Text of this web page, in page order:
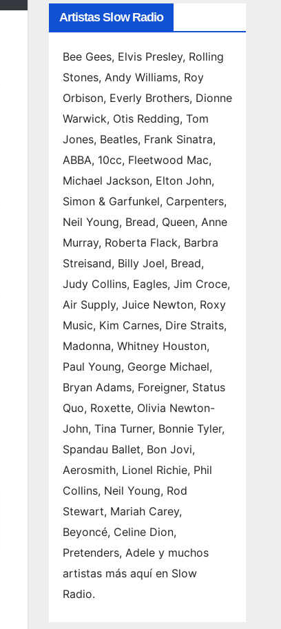
Artistas Slow Radio
Bee Gees, Elvis Presley, Rolling
Stones, Andy Williams, Roy
Orbison, Everly Brothers, Dionne
Warwick, Otis Redding, Tom
Jones, Beatles, Frank Sinatra,
ABBA, 10cc, Fleetwood Mac,
Michael Jackson, Elton John,
Simon & Garfunkel, Carpenters,
Neil Young, Bread, Queen, Anne
Murray, Roberta Flack, Barbra
Streisand, Billy Joel, Bread,
Judy Collins, Eagles, Jim Croce,
Air Supply, Juice Newton, Roxy
Music, Kim Carnes, Dire Straits,
Madonna, Whitney Houston,
Paul Young, George Michael,
Bryan Adams, Foreigner, Status
Quo, Roxette, Olivia Newton-
John, Tina Turner, Bonnie Tyler,
Spandau Ballet, Bon Jovi,
Aerosmith, Lionel Richie, Phil
Collins, Neil Young, Rod
Stewart, Mariah Carey,
Beyoncé, Celine Dion,
Pretenders, Adele y muchos
artistas más aquí en Slow
Radio.